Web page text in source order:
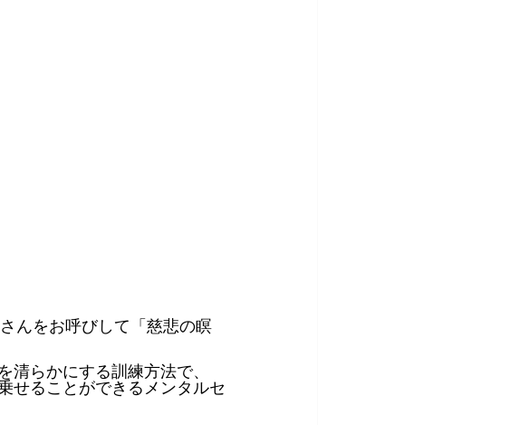
んをお呼びして「慈悲の瞑
らかにする訓練方法で、
せることができるメンタルセ